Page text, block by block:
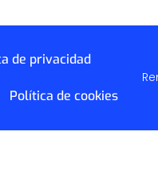
de privacidad
Política de cookies